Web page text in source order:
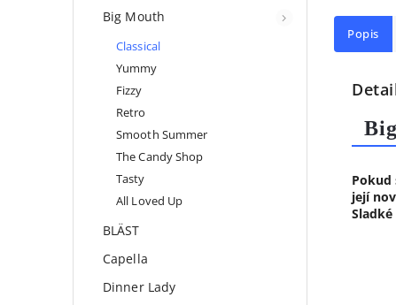
Big Mouth
Classical
Yummy
Fizzy
Retro
Smooth Summer
The Candy Shop
Tasty
All Loved Up
BLÄST
Capella
Dinner Lady
Popis
Pokud
její